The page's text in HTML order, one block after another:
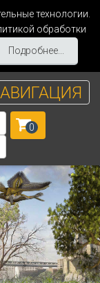
технологии.
обработки
Подробнее...
0